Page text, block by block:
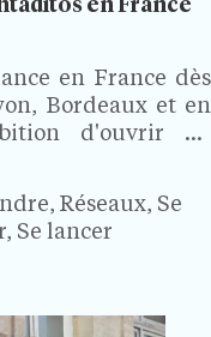
en France
en France dès
Bordeaux et en
d'ouvrir 60
espagnole reste…
Réseaux, Se
Se lancer